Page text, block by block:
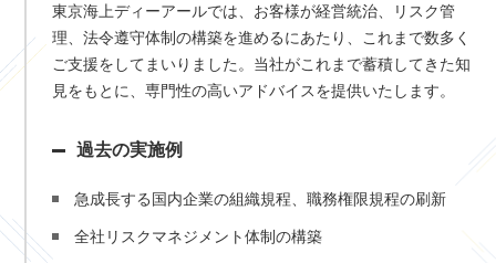
東京海上ディーアールでは、お客様が経営統治、リスク管
理、法令遵守体制の構築を進めるにあたり、これまで数多く
ご支援をしてまいりました。当社がこれまで蓄積してきた知
見をもとに、専門性の高いアドバイスを提供いたします。
過去の実施例
急成長する国内企業の組織規程、職務権限規程の刷新
全社リスクマネジメント体制の構築